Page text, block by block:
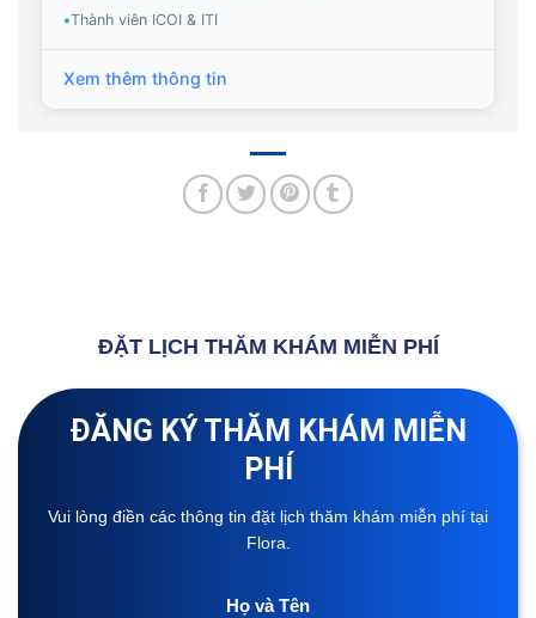
•Thành viên ICOI & ITI
Xem thêm thông tin
ĐẶT LỊCH THĂM KHÁM MIỄN PHÍ
ĐĂNG KÝ THĂM KHÁM MIỄN
PHÍ
Vui lòng điền các thông tin đặt lịch thăm khám miễn phí tại
Flora.
Họ và Tên